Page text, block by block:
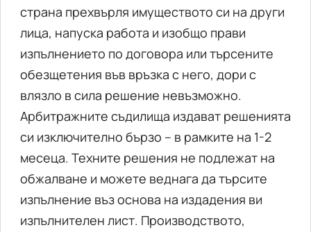
страна прехвърля имуществото си на други
лица, напуска работа и изобщо прави
изпълнението по договора или търсените
обезщетения във връзка с него, дори с
влязло в сила решение невъзможно.
Арбитражните съдилища издават решенията
си изключително бързо – в рамките на 1-2
месеца. Техните решения не подлежат на
обжалване и можете веднага да търсите
изпълнение въз основа на издадения ви
изпълнителен лист. Производството,